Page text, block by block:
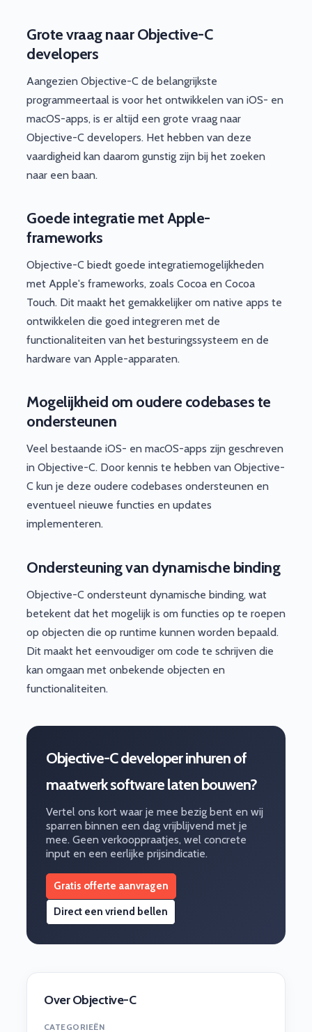
Grote vraag naar Objective-C
developers
Aangezien Objective-C de belangrijkste
programmeertaal is voor het ontwikkelen van iOS- en
macOS-apps, is er altijd een grote vraag naar
Objective-C developers. Het hebben van deze
vaardigheid kan daarom gunstig zijn bij het zoeken
naar een baan.
Goede integratie met Apple-
frameworks
Objective-C biedt goede integratiemogelijkheden
met Apple's frameworks, zoals Cocoa en Cocoa
Touch. Dit maakt het gemakkelijker om native apps te
ontwikkelen die goed integreren met de
functionaliteiten van het besturingssysteem en de
hardware van Apple-apparaten.
Mogelijkheid om oudere codebases te
ondersteunen
Veel bestaande iOS- en macOS-apps zijn geschreven
in Objective-C. Door kennis te hebben van Objective-
C kun je deze oudere codebases ondersteunen en
eventueel nieuwe functies en updates
implementeren.
Ondersteuning van dynamische binding
Objective-C ondersteunt dynamische binding, wat
betekent dat het mogelijk is om functies op te roepen
op objecten die op runtime kunnen worden bepaald.
Dit maakt het eenvoudiger om code te schrijven die
kan omgaan met onbekende objecten en
functionaliteiten.
Objective-C developer inhuren of
maatwerk software laten bouwen?
Vertel ons kort waar je mee bezig bent en wij
sparren binnen een dag vrijblijvend met je
mee. Geen verkooppraatjes, wel concrete
input en een eerlijke prijsindicatie.
Gratis offerte aanvragen
Direct een vriend bellen
Over Objective-C
CATEGORIEËN